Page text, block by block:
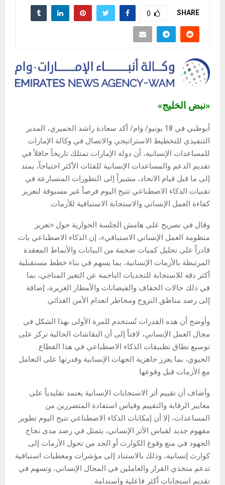
SHARE
0
«نبض الخليج»
أبوظبي في 18 يونيو/ وام/ أكد سعادة راشد الحميري، المدير
التنفيذي للتخطيط الاستراتيجي والاتصال في وكالة الإمارات
للمساعدات الإنسانية، أن دولة الإمارات تمتلك تاريخاً حافلاً في
تقديم الدعم والمساعدات الإنسانية للفئات الأكثر احتياجاً، يمتد
إلى ما قبل قيام الاتحاد، مشيراً إلى التطورات المتسارعة في
تقنيات الذكاء الاصطناعي تتيح اليوم فرصاً غير مسبوقة لتعزيز
كفاءة العمل الإنساني والاستجابة الاستباقية للأزمات.
وقال في تصريح على هامش الجلسة الحوارية حول «تعزيز
منظومة العمل الإنساني الاستباقي»، إن الذكاء الاصطناعي بات
قادراً على تحليل كميات ضخمة من البيانات والأنماط المعقدة
المرتبطة بالأزمات الإنسانية، بما يسهم في بناء خطط مستقبلية
أكثر دقة للاستجابة للتحديات الناجمة عن التغير المناخي، بما
في ذلك حالات الجفاف والفيضانات والأمطار الغزيرة، إضافة
إلى رصد مناطق النزوح ومخاطر انعدام الأمن الغذائي.
وأوضح أن هذه القدرات تُستخدم للمرة الأولى بهذا الشكل في
مجال العمل الإنساني، لافتاً إلى أن النقاشات الحالية تركز على
توسيع نطاق تطبيقات الذكاء الاصطناعي في هذا القطاع
الحيوي، بما يعزز جاهزية الجهات الإنسانية وقدرتها على التعامل
مع الأزمات قبل وقوعها.
وأضاف أن تقييم أثر الاستجابات الإنسانية يعتمد تقليدياً على
معايير الرقابة والتقييم وقياس استفادة المتضررين من
المساعدات، إلا أن إمكانات الذكاء الاصطناعي تتيح اليوم تطوير
مفهوم جديد لقياس الأثر الإنساني، يتمثل في رصد مدى نجاح
الجهود في منع وقوع الكوارث أو الحد من تحول الأزمات إلى
كوارث إنسانية، وذلك بالاستناد إلى مؤشرات ومعطيات استباقية
تدعم متخذي القرار والعاملين في المجال الإنساني، وتسهم في
تقديم استجابات أكثر فاعلية واستدامة.